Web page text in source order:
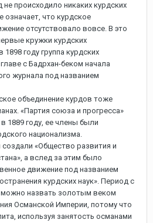
происходило никаких курдских
означает, что курдское
отсутствовало вовсе. В это
кружки курдских
1898 году группа курдских
с Бадрхан-беком начала
журнала под названием
объединение курдов тоже
«Партия союза и прогресса»
1889 году, ее члены были
национализма.
создали «Общество развития и
а вслед за этим было
движение под названием
курдских наук». Период с
можно назвать золотым веком
Османской Империи, потому что
используя занятость османами